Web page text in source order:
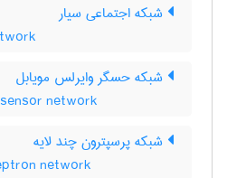
شبکه اجتماعی سیار
شبکه حسگر وایرلس مویابل
network
شبکه پرسپترون چند لایه
network